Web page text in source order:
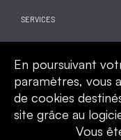
SERVICES
En poursuivant
paramètres, vous
de cookies
site grâce au
Vous